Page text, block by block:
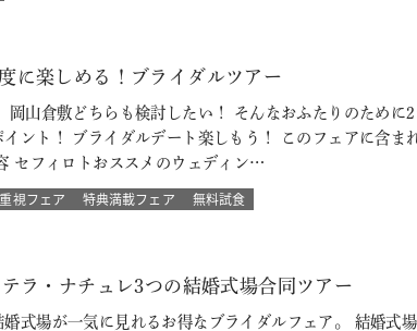
に楽しめる！ブライダルツアー
岡山倉敷どちらも検討したい！ そんなおふたりのため
ント！ ブライダルデート楽しもう！ このフェアに含
セフィロトおススメのウェディン…
視フェア 特典満載フェア
無料試食
ラ・ナチュレ3つの結婚式場合同ツアー
式場が一気に見れるお得なブライダルフェア。 結婚式